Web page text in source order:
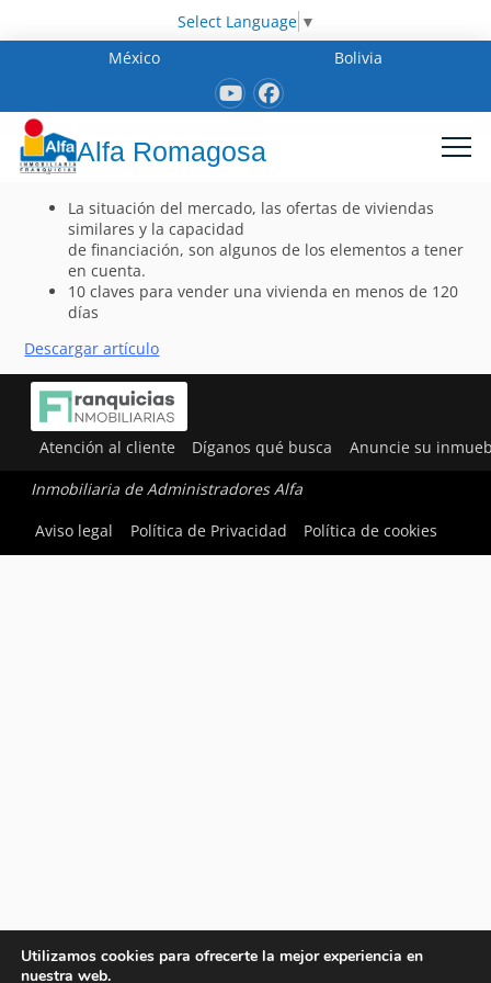
Select Language ▼
México
Bolivia
Alfa Romagosa
La situación del mercado, las ofertas de viviendas
similares y la capacidad
de financiación, son algunos de los elementos a tener
en cuenta.
10 claves para vender una vivienda en menos de 120
días
Descargar artículo
Atención al cliente Díganos qué busca Anuncie su
Inmobiliaria de Administradores Alfa
Aviso legal
Política de Privacidad Política de cookies
Utilizamos cookies para ofrecerte la mejor experiencia en
nuestra web.